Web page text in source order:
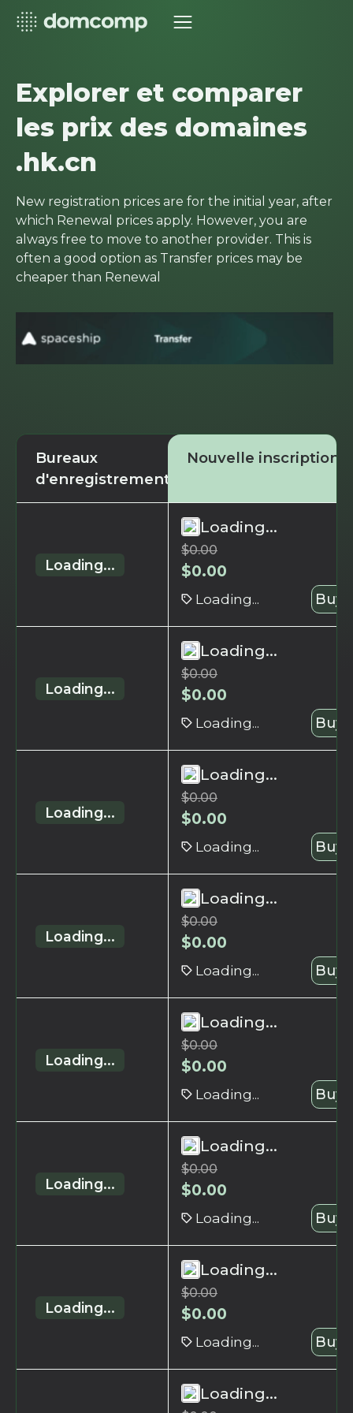
Explorer et comparer
les prix des domaines
.hk.cn
New registration prices are for the initial year, after
which Renewal prices apply. However, you are
always free to move to another provider. This is
often a good option as Transfer prices may be
cheaper than Renewal
Bureaux
d'enregistrement
Nouvelle inscription
Loading...
Loading...
$0.00
$0.00
Loading... Buy
Loading...
Loading...
$0.00
$0.00
Loading... Buy
Loading...
Loading...
$0.00
$0.00
Loading... Buy
Loading...
Loading...
$0.00
$0.00
Loading... Buy
Loading...
Loading...
$0.00
$0.00
Loading... Buy
Loading...
Loading...
$0.00
$0.00
Loading... Buy
Loading...
Loading...
$0.00
$0.00
Loading... Buy
Loading...